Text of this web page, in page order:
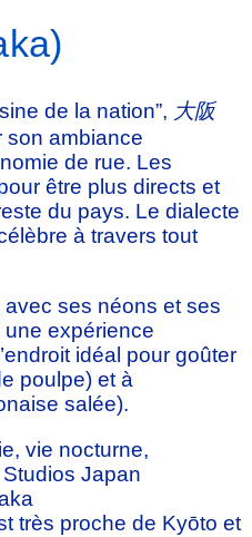
de la nation”, 大阪
son ambiance
de rue. Les
être plus directs et
du pays. Le dialecte
à travers tout
ses néons et ses
expérience
idéal pour goûter
poulpe) et à
salée).
vie nocturne,
Japan
très proche de Kyōto et